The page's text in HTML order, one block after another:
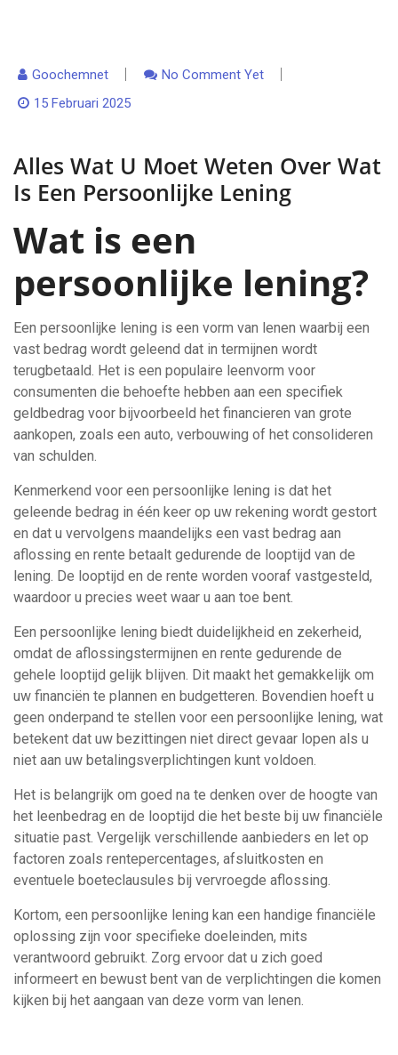
Goochemnet
No Comment Yet
15 Februari 2025
Alles Wat U Moet Weten Over Wat
Is Een Persoonlijke Lening
Wat is een
persoonlijke lening?
Een persoonlijke lening is een vorm van lenen waarbij een
vast bedrag wordt geleend dat in termijnen wordt
terugbetaald. Het is een populaire leenvorm voor
consumenten die behoefte hebben aan een specifiek
geldbedrag voor bijvoorbeeld het financieren van grote
aankopen, zoals een auto, verbouwing of het consolideren
van schulden.
Kenmerkend voor een persoonlijke lening is dat het
geleende bedrag in één keer op uw rekening wordt gestort
en dat u vervolgens maandelijks een vast bedrag aan
aflossing en rente betaalt gedurende de looptijd van de
lening. De looptijd en de rente worden vooraf vastgesteld,
waardoor u precies weet waar u aan toe bent.
Een persoonlijke lening biedt duidelijkheid en zekerheid,
omdat de aflossingstermijnen en rente gedurende de
gehele looptijd gelijk blijven. Dit maakt het gemakkelijk om
uw financiën te plannen en budgetteren. Bovendien hoeft u
geen onderpand te stellen voor een persoonlijke lening, wat
betekent dat uw bezittingen niet direct gevaar lopen als u
niet aan uw betalingsverplichtingen kunt voldoen.
Het is belangrijk om goed na te denken over de hoogte van
het leenbedrag en de looptijd die het beste bij uw financiële
situatie past. Vergelijk verschillende aanbieders en let op
factoren zoals rentepercentages, afsluitkosten en
eventuele boeteclausules bij vervroegde aflossing.
Kortom, een persoonlijke lening kan een handige financiële
oplossing zijn voor specifieke doeleinden, mits
verantwoord gebruikt. Zorg ervoor dat u zich goed
informeert en bewust bent van de verplichtingen die komen
kijken bij het aangaan van deze vorm van lenen.